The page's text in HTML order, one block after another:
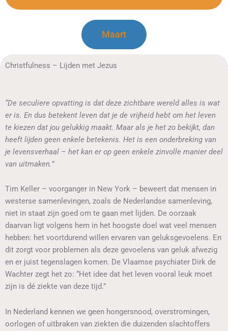
Maart
Christfulness – Lijden met Jezus
“De seculiere opvatting is dat deze zichtbare wereld alles is wat
er is. En dus betekent leven dat je de vrijheid hebt om het leven
te kiezen dat jou gelukkig maakt. Maar als je het zo bekijkt, dan
heeft lijden geen enkele betekenis. Het is een onderbreking van
je levensverhaal – het kan er op geen enkele zinvolle manier deel
van uitmaken.”
Tim Keller – voorganger in New York – beweert dat mensen in
westerse samenlevingen, zoals de Nederlandse samenleving,
niet in staat zijn goed om te gaan met lijden. De oorzaak
daarvan ligt volgens hem in het hoogste doel wat veel mensen
hebben: het voortdurend willen ervaren van geluksgevoelens. En
dit zorgt voor problemen als deze gevoelens van geluk afwezig
en er juist tegenslagen komen. De Vlaamse psychiater Dirk de
Wachter zegt het zo: “Het idee dat het leven vooral leuk moet
zijn is dé ziekte van deze tijd.”
In Nederland kennen we geen hongersnood, overstromingen,
oorlogen of uitbraken van ziekten die duizenden slachtoffers